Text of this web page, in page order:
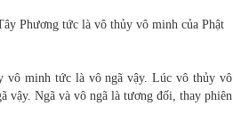
Phương tức là vô thủy vô minh của Phật
vô minh tức là vô ngã vậy. Lúc vô thủy vô
vậy. Ngã và vô ngã là tương đối, thay phiên